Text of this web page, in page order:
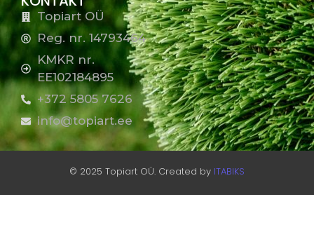
Topiart OÜ
Reg. nr. 14793464
KMKR nr.
EE102184895
+372 5805 7626
info@topiart.ee
© 2025 Topiart OÜ. Created by ITABIKS